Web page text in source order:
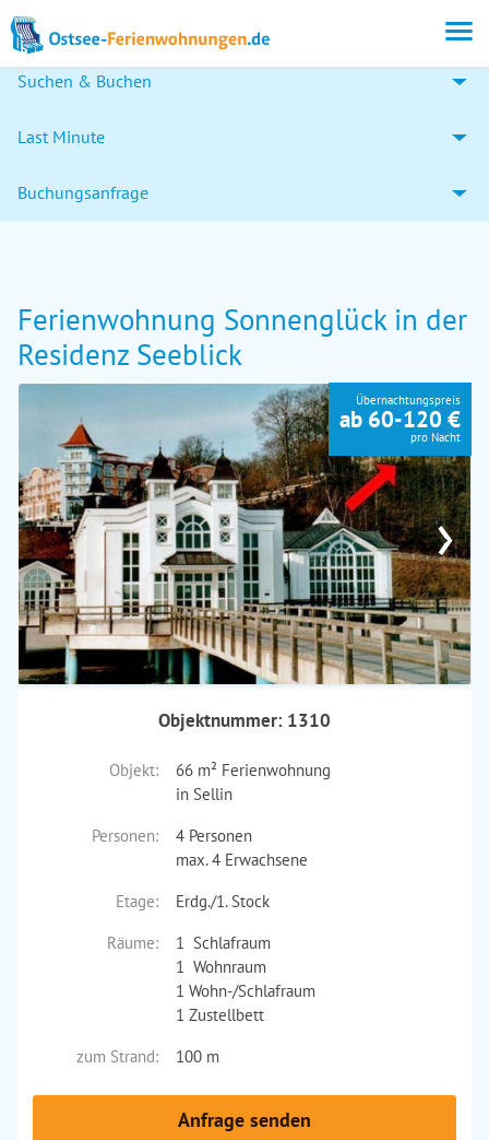
Suchen & Buchen
Last Minute
Buchungsanfrage
Ferienwohnung Sonnenglück in der
Residenz Seeblick
›
Übernachtungspreis
ab 60-120 €
pro Nacht
Objektnummer: 1310
Objekt:
66 m² Ferienwohnung
in Sellin
Personen:
4 Personen
max. 4 Erwachsene
Etage:
Erdg./1. Stock
Räume:
1 Schlafraum
1 Wohnraum
1 Wohn-/Schlafraum
1 Zustellbett
zum Strand:
100 m
Anfrage senden